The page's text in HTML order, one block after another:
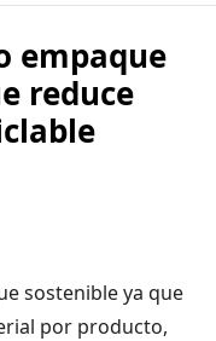
empaque
reduce
sostenible ya que
por producto,